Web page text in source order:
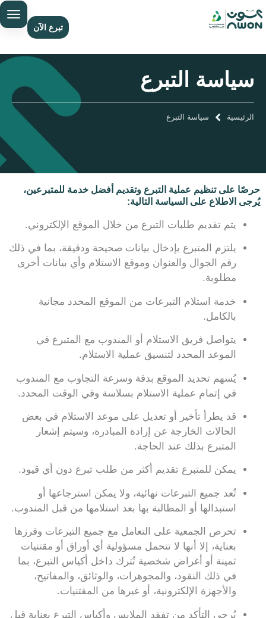
تبرع الآن
سياسة التبرع
الرئيسية سياسة التبرع
حرصًا على تنظيم عملية التبرع وتقديم أفضل خدمة للمتبرعين،
يُرجى الاطلاع على السياسة التالية:
يتم تقديم طلبات التبرع من خلال الموقع الإلكتروني.
يلتزم المتبرع بإدخال بيانات صحيحة ودقيقة، بما في ذلك
رقم الجوال والعنوان وموقع الاستلام وأي بيانات أخرى
مطلوبة.
خدمة استلام التبرعات من الموقع المحدد مجانية
بالكامل.
يتواصل فريق الاستلام أو المندوب مع المتبرع في
الموعد المحدد لتنسيق عملية الاستلام.
يُسهم تحديد الموقع بدقة وسرعة التجاوب مع المندوب
في إتمام عملية الاستلام بسلاسة وفي الوقت المحدد.
قد يطرأ تأخير أو تعديل على موعد الاستلام في بعض
الحالات الخارجة عن إرادة المبادرة، وسيتم إشعار
المتبرع بذلك عند الحاجة.
يمكن للمتبرع تقديم أكثر من طلب تبرع دون أي قيود.
تُعد جميع التبرعات نهائية، ولا يمكن استرجاعها أو
استبدالها أو المطالبة بها بعد استلامها من قبل المندوب.
تحرص الجمعية على التعامل مع جميع التبرعات وفرزها
بعناية، إلا أنها لا تتحمل مسؤولية أي أوراق أو مقتنيات
ثمينة أو أغراض شخصية تُترك داخل أكياس التبرع، بما
في ذلك النقود، والمجوهرات، والوثائق، والمفاتيح،
والأجهزة الإلكترونية، أو غيرها من المقتنيات.
يُرجى التأكد من تفقد الملابس وأكياس التبرع بعناية قبل